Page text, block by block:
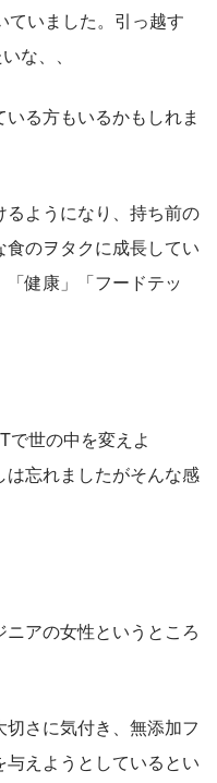
ていました。引っ越す
な、、
る方もいるかもしれま
ようになり、持ち前の
食のヲタクに成長してい
健康」「フードテッ
で世の中を変えよ
は忘れましたがそんな感
ニアの女性というところ
さに気付き、無添加フ
えようとしているとい